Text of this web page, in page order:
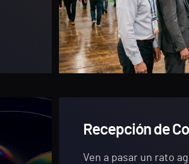
Recepción de
Ven a pasar un rato